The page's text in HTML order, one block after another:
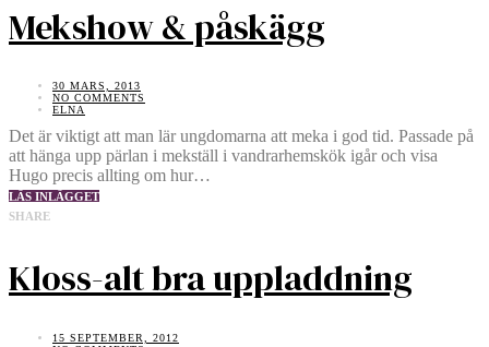
Mekshow & påskägg
30 MARS, 2013
NO COMMENTS
ELNA
Det är viktigt att man lär ungdomarna att meka i god tid. Passade på
att hänga upp pärlan i mekställ i vandrarhemskök igår och visa
Hugo precis allting om hur…
LÄS INLÄGGET
SHARE
Kloss-alt bra uppladdning
15 SEPTEMBER, 2012